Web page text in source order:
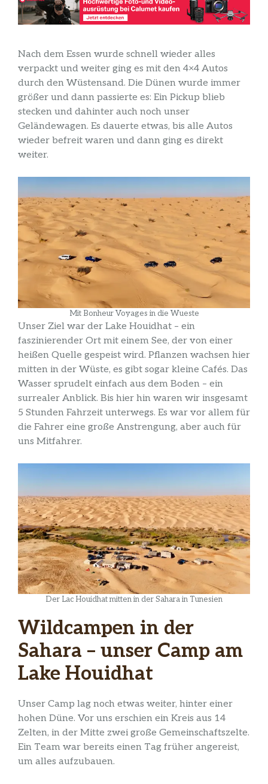
Nach dem Essen wurde schnell wieder alles
verpackt und weiter ging es mit den 4×4 Autos
durch den Wüstensand. Die Dünen wurde immer
größer und dann passierte es: Ein Pickup blieb
stecken und dahinter auch noch unser
Geländewagen. Es dauerte etwas, bis alle Autos
wieder befreit waren und dann ging es direkt
weiter.
Mit Bonheur Voyages in die Wueste
Unser Ziel war der Lake Houidhat – ein
faszinierender Ort mit einem See, der von einer
heißen Quelle gespeist wird. Pflanzen wachsen hier
mitten in der Wüste, es gibt sogar kleine Cafés. Das
Wasser sprudelt einfach aus dem Boden – ein
surrealer Anblick. Bis hier hin waren wir insgesamt
5 Stunden Fahrzeit unterwegs. Es war vor allem für
die Fahrer eine große Anstrengung, aber auch für
uns Mitfahrer.
Der Lac Houidhat mitten in der Sahara in Tunesien
Wildcampen in der
Sahara – unser Camp am
Lake Houidhat
Unser Camp lag noch etwas weiter, hinter einer
hohen Düne. Vor uns erschien ein Kreis aus 14
Zelten, in der Mitte zwei große Gemeinschaftszelte.
Ein Team war bereits einen Tag früher angereist,
um alles aufzubauen.